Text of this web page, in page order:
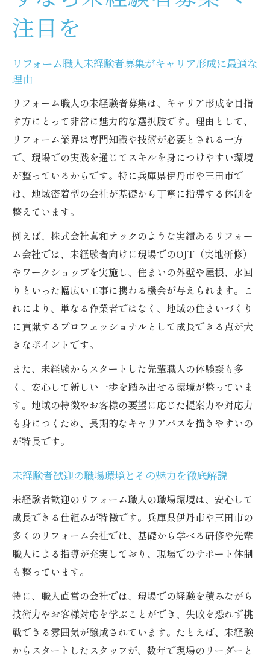
注目を
リフォーム職人未経験者募集がキャリア形成に最適な
理由
リフォーム職人の未経験者募集は、キャリア形成を目指
す方にとって非常に魅力的な選択肢です。理由として、
リフォーム業界は専門知識や技術が必要とされる一方
で、現場での実践を通じてスキルを身につけやすい環境
が整っているからです。特に兵庫県伊丹市や三田市で
は、地域密着型の会社が基礎から丁寧に指導する体制を
整えています。
例えば、株式会社真和テックのような実績あるリフォー
ム会社では、未経験者向けに現場でのOJT（実地研修）
やワークショップを実施し、住まいの外壁や屋根、水回
りといった幅広い工事に携わる機会が与えられます。こ
れにより、単なる作業者ではなく、地域の住まいづくり
に貢献するプロフェッショナルとして成長できる点が大
きなポイントです。
また、未経験からスタートした先輩職人の体験談も多
く、安心して新しい一歩を踏み出せる環境が整っていま
す。地域の特徴やお客様の要望に応じた提案力や対応力
も身につくため、長期的なキャリアパスを描きやすいの
が特長です。
未経験者歓迎の職場環境とその魅力を徹底解説
未経験者歓迎のリフォーム職人の職場環境は、安心して
成長できる仕組みが特徴です。兵庫県伊丹市や三田市の
多くのリフォーム会社では、基礎から学べる研修や先輩
職人による指導が充実しており、現場でのサポート体制
も整っています。
特に、職人直営の会社では、現場での経験を積みながら
技術力やお客様対応を学ぶことができ、失敗を恐れず挑
戦できる雰囲気が醸成されています。たとえば、未経験
からスタートしたスタッフが、数年で現場のリーダーと